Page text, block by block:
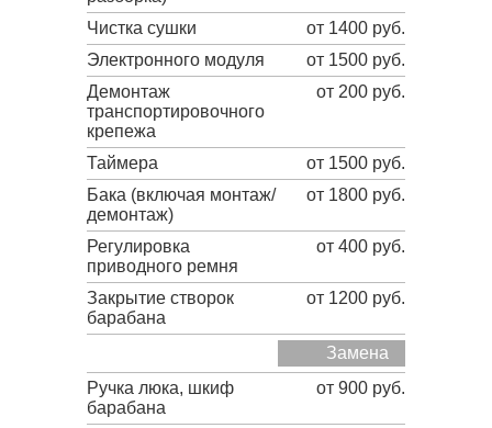
Чистка сушки
от 1400 руб.
Электронного модуля
от 1500 руб.
Демонтаж
транспортировочного
крепежа
от 200 руб.
Таймера
от 1500 руб.
Бака (включая монтаж/
демонтаж)
от 1800 руб.
Регулировка
приводного ремня
от 400 руб.
Закрытие створок
барабана
от 1200 руб.
Замена
Ручка люка, шкиф
барабана
от 900 руб.